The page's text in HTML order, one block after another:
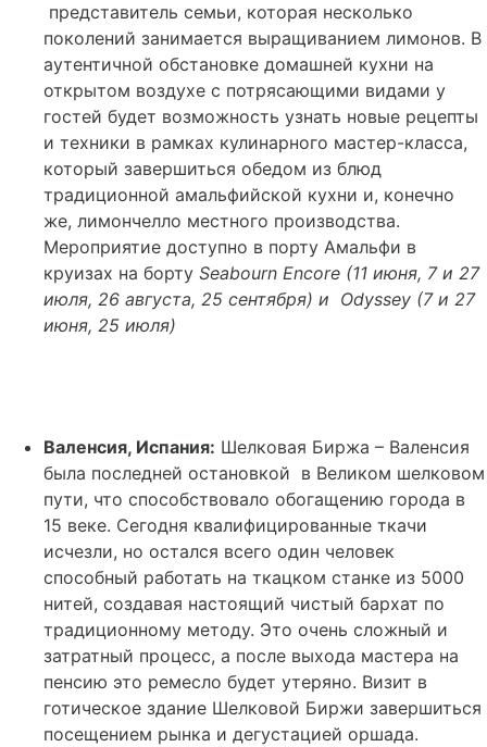
представитель семьи, которая несколько
поколений занимается выращиванием лимонов. В
аутентичной обстановке домашней кухни на
открытом воздухе с потрясающими видами у
гостей будет возможность узнать новые рецепты
и техники в рамках кулинарного мастер-класса,
который завершиться обедом из блюд
традиционной амальфийской кухни и, конечно
же, лимончелло местного производства.
Мероприятие доступно в порту Амальфи в
круизах на борту Seabourn Encore (11 июня, 7 и 27
июля, 26 августа, 25 сентября) и Odyssey (7 и 27
июня, 25 июля)
Валенсия, Испания: Шелковая Биржа – Валенсия
была последней остановкой в Великом шелковом
пути, что способствовало обогащению города в
15 веке. Сегодня квалифицированные ткачи
исчезли, но остался всего один человек
способный работать на ткацком станке из 5000
нитей, создавая настоящий чистый бархат по
традиционному методу. Это очень сложный и
затратный процесс, а после выхода мастера на
пенсию это ремесло будет утеряно. Визит в
готическое здание Шелковой Биржи завершиться
посещением рынка и дегустацией оршада.